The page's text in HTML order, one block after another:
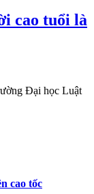
cao tuổi là
Đại học Luật
cao tốc